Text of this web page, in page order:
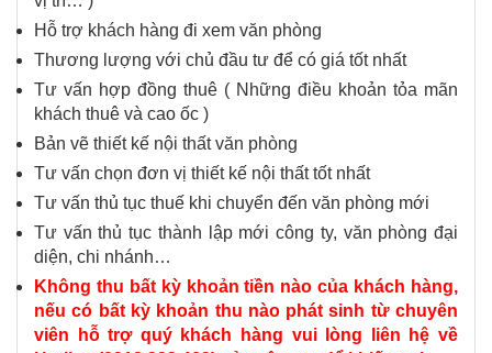
Hỗ trợ khách hàng đi xem văn phòng
Thương lượng với chủ đầu tư để có giá tốt nhất
Tư vấn hợp đồng thuê ( Những điều khoản tỏa mãn
khách thuê và cao ốc )
Bản vẽ thiết kế nội thất văn phòng
Tư vấn chọn đơn vị thiết kế nội thất tốt nhất
Tư vấn thủ tục thuế khi chuyển đến văn phòng mới
Tư vấn thủ tục thành lập mới công ty, văn phòng đại
diện, chi nhánh…
Không thu bất kỳ khoản tiền nào của khách hàng,
nếu có bất kỳ khoản thu nào phát sinh từ chuyên
viên hỗ trợ quý khách hàng vui lòng liên hệ về